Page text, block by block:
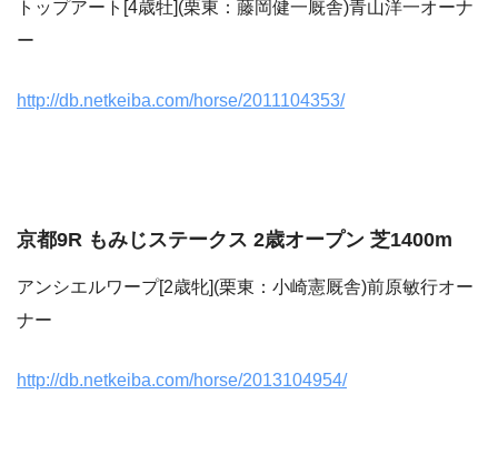
トップアート[4歳牡](栗東：藤岡健一厩舎)青山洋一オーナ
ー
http://db.netkeiba.com/horse/2011104353/
京都9R もみじステークス 2歳オープン 芝1400m
アンシエルワープ[2歳牝](栗東：小崎憲厩舎)前原敏行オー
ナー
http://db.netkeiba.com/horse/2013104954/